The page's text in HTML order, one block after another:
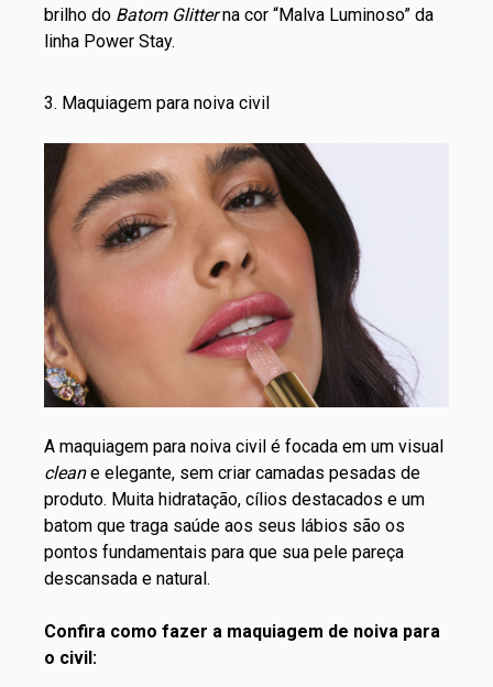
brilho do Batom Glitterna cor “Malva Luminoso” da
linha Power Stay.
3. Maquiagem para noiva civil
A maquiagem para noiva civil é focada em um visual
cleane elegante, sem criar camadas pesadas de
produto. Muita hidratação, cílios destacados e um
batom que traga saúde aos seus lábios são os
pontos fundamentais para que sua pele pareça
descansada e natural.
Confira como fazer a maquiagem de noiva para
o civil: